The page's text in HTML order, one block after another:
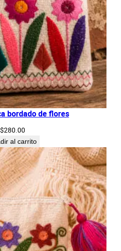
bordado de flores
$280.00
al carrito